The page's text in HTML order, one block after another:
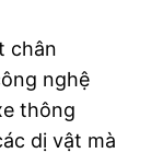
chân
nghệ
thông
dị vật mà